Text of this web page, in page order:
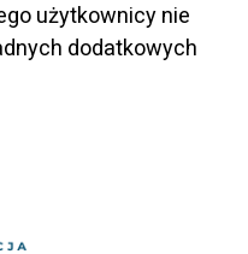
użytkownicy nie
dodatkowych